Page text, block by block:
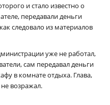
и стало известно о
передавали деньги
следовало из материалов
уже не работал,
сам передавал деньги
в комнате отдыха. Глава,
не возражал.